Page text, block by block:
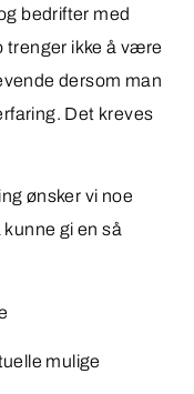
bedrifter med
trenger ikke å være
dersom man
Det kreves
ønsker vi noe
gi en så
mulige